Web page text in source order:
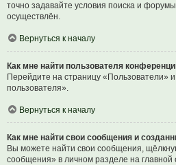
точно задавайте условия поиска и
осуществлён.
Вернуться к началу
Как мне найти пользователя
Перейдите на страницу «Пользователи»
пользователя».
Вернуться к началу
Как мне найти свои сообщения и
Вы можете найти свои сообщения,
сообщения» в личном разделе на главной